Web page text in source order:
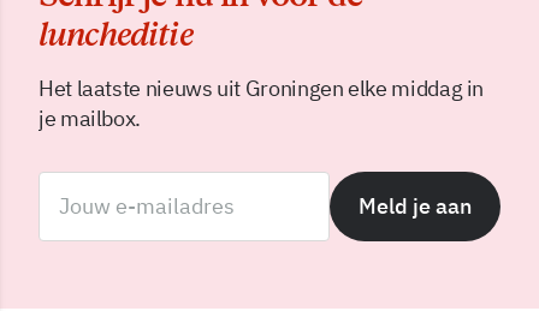
luncheditie
Het laatste nieuws uit Groningen elke middag in
je mailbox.
Meld je aan